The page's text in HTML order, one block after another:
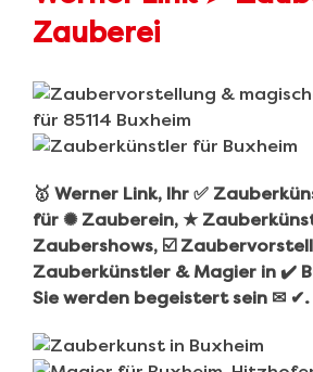
🥇 Werner Link, Ihr ✅
für ✺ Zauberein, ★
Zaubershows, ☑️
Zauberkünstler & Magier in ✔️
Sie werden begeistert sein ✉ ✔.